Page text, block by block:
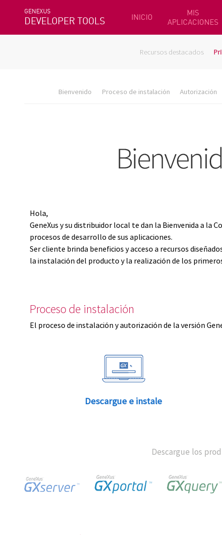
GENEXUS
DEVELOPER TOOLS INICIO
MIS
APLICACIONES
Recursos destacados
Bienvenido Proceso de instalación Autorización
Hola,
GeneXus y su distribuidor local te dan la Bienvenida a la
procesos de desarrollo de sus aplicaciones.
Ser cliente brinda beneficios y acceso a recursos
la instalación del producto y la realización de los
Proceso de instalación
El proceso de instalación y autorización de la versión
Descargue e instale
Descargue los